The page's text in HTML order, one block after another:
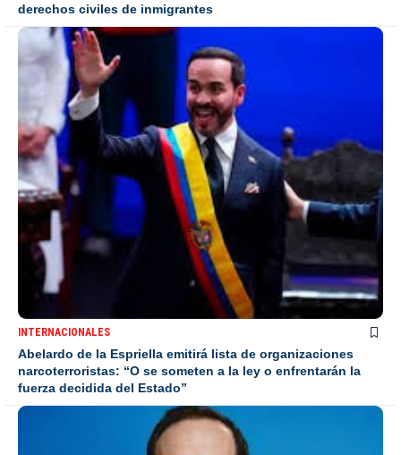
derechos civiles de inmigrantes
INTERNACIONALES
Abelardo de la Espriella emitirá lista de organizaciones
narcoterroristas: “O se someten a la ley o enfrentarán la
fuerza decidida del Estado”